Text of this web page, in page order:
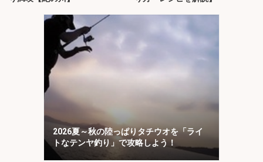
2026夏～秋の陸っぱりタチウオを「ライ
トなテンヤ釣り」で攻略しよう！